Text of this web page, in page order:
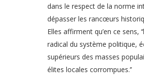
dans le respect de la norme
dépasser les rancœurs
Elles affirment qu’en ce
radical du système politique,
supérieurs des masses
élites locales corrompues.’’